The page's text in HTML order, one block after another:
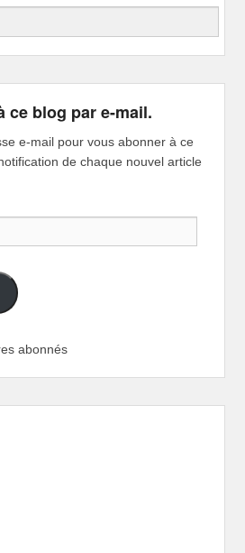
ce blog par e-mail.
e-mail pour vous abonner à ce
de chaque nouvel article
abonnés